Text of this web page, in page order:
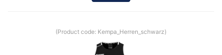
(Product code: Kempa_Herren_schwarz)